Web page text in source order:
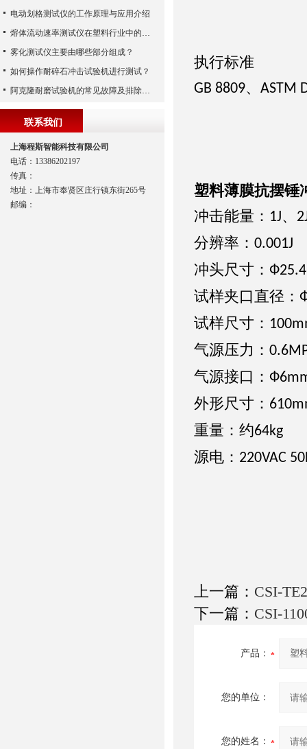
执行标准
GB 8809、 ASTM
塑料薄膜抗摆锤
冲击能量 ： 1J、
分辨率 ： 0.001J
冲头尺寸 ：
试样夹口直径：
试样尺寸 ：
气源压力 ：
气源接口 ：
外形尺寸 ： 61
重量 ：约64kg
源电： 220VAC
上一篇： CSI-
下一篇： CSI-
产品：
您的单位：
您的姓名：
电动划格测试仪的工作原理与应用介绍
熔体流动速率测试仪在塑料行业中的应用
雾化测试仪主要由哪些部分组成？
如何操作耐碎石冲击试验机进行测试？
阿克隆耐磨试验机的常见故障及排除方法
联系我们
上海程斯智能科技有限公司
电话：13386202197
传真：
地址：上海市奉贤区庄行镇东街265号
邮编：